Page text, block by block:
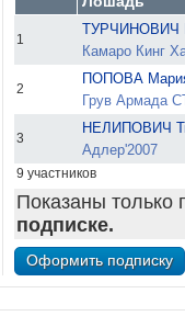
1
ТУРЧИНОВИЧ
Камаро Кинг
2
ПОПОВА
Грув Армада
3
НЕЛИПОВИЧ
Адлер'2007
9 участников
Показаны только
подписке.